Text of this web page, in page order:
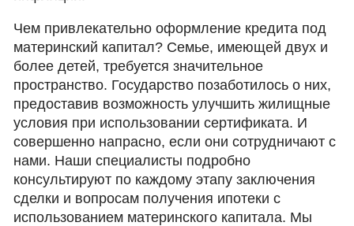
Чем привлекательно оформление кредита под
материнский капитал? Семье, имеющей двух и
более детей, требуется значительное
пространство. Государство позаботилось о них,
предоставив возможность улучшить жилищные
условия при использовании сертификата. И
совершенно напрасно, если они сотрудничают с
нами. Наши специалисты подробно
консультируют по каждому этапу заключения
сделки и вопросам получения ипотеки с
использованием материнского капитала. Мы